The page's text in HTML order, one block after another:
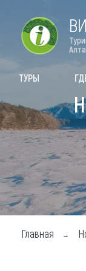
Форум
Туры
ТУРЫ
Главная